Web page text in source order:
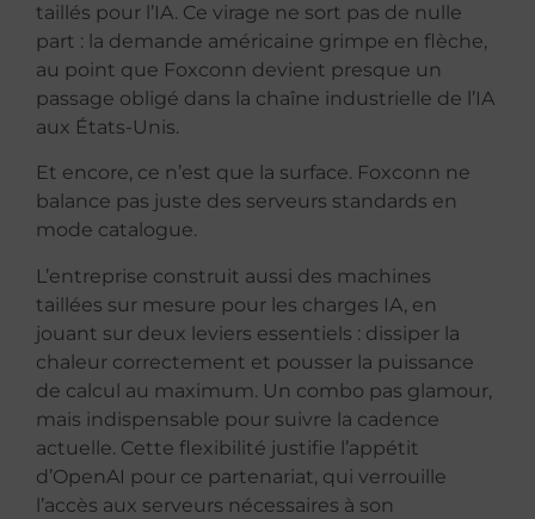
taillés pour l’IA. Ce virage ne sort pas de nulle
part : la demande américaine grimpe en flèche,
au point que Foxconn devient presque un
passage obligé dans la chaîne industrielle de l’IA
aux États-Unis.
Et encore, ce n’est que la surface. Foxconn ne
balance pas juste des serveurs standards en
mode catalogue.
L’entreprise construit aussi des machines
taillées sur mesure pour les charges IA, en
jouant sur deux leviers essentiels : dissiper la
chaleur correctement et pousser la puissance
de calcul au maximum. Un combo pas glamour,
mais indispensable pour suivre la cadence
actuelle. Cette flexibilité justifie l’appétit
d’OpenAI pour ce partenariat, qui verrouille
l’accès aux serveurs nécessaires à son